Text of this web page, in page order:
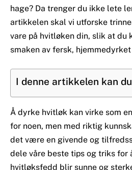
hage? Da trenger du ikke lete
artikkelen skal vi utforske
vare på hvitløken din, slik at du
smaken av fersk,
I denne artikkelen kan
Å dyrke hvitløk kan virke som
for noen, men med riktig
det være en givende og
dele våre beste tips og triks for
hvitløksfedd blir sunne og